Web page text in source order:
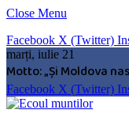
Close Menu
Facebook X (Twitter)
marți, iulie 21
Motto: „Şi Moldova
Facebook X (Twitter)